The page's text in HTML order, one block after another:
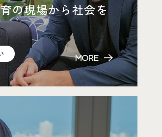
の現場から社会を
MORE